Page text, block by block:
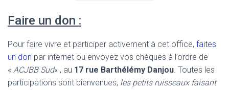
Faire un don :
Pour faire vivre et participer activement à cet office, faites
un don par internet ou envoyez vos chèques à l’ordre de
« ACJBB Sud« , au 17 rue Barthélémy Danjou. Toutes les
participations sont bienvenues, les petits ruisseaux faisant